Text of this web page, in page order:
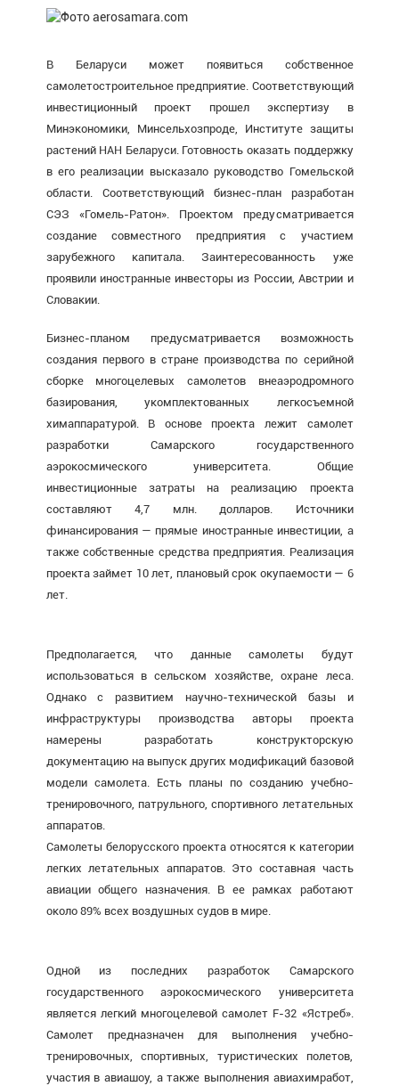
В Беларуси может появиться собственное
самолетостроительное предприятие. Соответствующий
инвестиционный проект прошел экспертизу в
Минэкономики, Минсельхозпроде, Институте защиты
растений НАН Беларуси. Готовность оказать поддержку
в его реализации высказало руководство Гомельской
области. Соответствующий бизнес-план разработан
СЭЗ «Гомель-Ратон». Проектом предусматривается
создание совместного предприятия с участием
зарубежного капитала. Заинтересованность уже
проявили иностранные инвесторы из России, Австрии и
Словакии.
Бизнес-планом предусматривается возможность
создания первого в стране производства по серийной
сборке многоцелевых самолетов внеаэродромного
базирования, укомплектованных легкосъемной
химаппаратурой. В основе проекта лежит самолет
разработки Самарского государственного
аэрокосмического университета. Общие
инвестиционные затраты на реализацию проекта
составляют 4,7 млн. долларов. Источники
финансирования — прямые иностранные инвестиции, а
также собственные средства предприятия. Реализация
проекта займет 10 лет, плановый срок окупаемости — 6
лет.
Предполагается, что данные самолеты будут
использоваться в сельском хозяйстве, охране леса.
Однако с развитием научно-технической базы и
инфраструктуры производства авторы проекта
намерены разработать конструкторскую
документацию на выпуск других модификаций базовой
модели самолета. Есть планы по созданию учебно-
тренировочного, патрульного, спортивного летательных
аппаратов.
Самолеты белорусского проекта относятся к категории
легких летательных аппаратов. Это составная часть
авиации общего назначения. В ее рамках работают
около 89% всех воздушных судов в мире.
Одной из последних разработок Самарского
государственного аэрокосмического университета
является легкий многоцелевой самолет F-32 «Ястреб».
Самолет предназначен для выполнения учебно-
тренировочных, спортивных, туристических полетов,
участия в авиашоу, а также выполнения авиахимработ,